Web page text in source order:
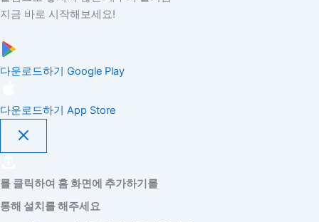
지금 바로 시작해보세요!
다운로드하기 Google Play
다운로드하기 App Store
를 클릭하여 홈 화면에 추가하기를
통해 설치를 해주세요